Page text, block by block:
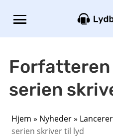
serien
Hjem » Nyheder» Lancerer
serien skriver til lyd